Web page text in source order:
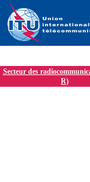
Secteur des
R)